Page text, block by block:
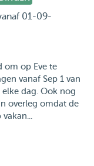
01-09-
om op Eve te
vanaf Sep 1 van
elke dag. Ook nog
overleg omdat de